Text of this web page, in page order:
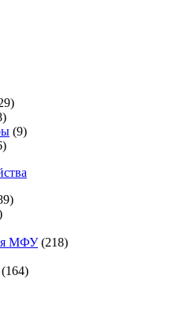
(9)
МФУ(218)